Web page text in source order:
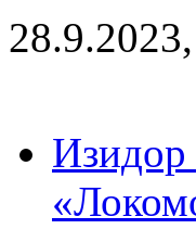
Изидор